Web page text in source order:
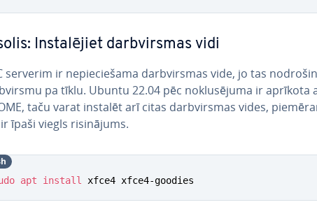
In­sta­lē­jiet darbvir­smas vidi
serverim ir ne­pie­cie­ša­ma darbvir­smas vide, jo tas
pa tīklu. Ubuntu 22.04 pēc no­klu­sē­ju­ma ir aprīkota
taču varat instalēt arī citas darbvir­smas vides,
īpaši viegls ri­si­nā­jums.
apt install xfce4 xfce4-goodies